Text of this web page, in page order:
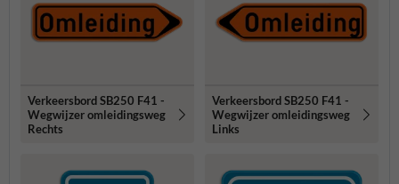
Verkeersbord SB250 F41 -
Wegwijzer omleidingsweg
Rechts
Verkeersbord SB250 F41 -
Wegwijzer omleidingsweg
Links